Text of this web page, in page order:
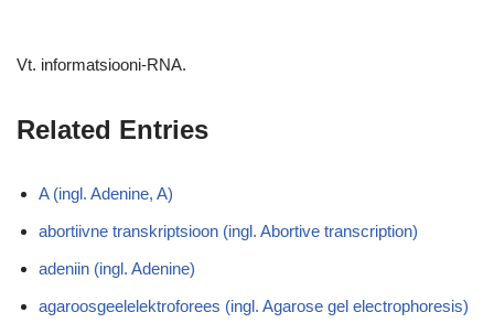
Vt. informatsiooni-RNA.
Related Entries
A (ingl. Adenine, A)
abortiivne transkriptsioon (ingl. Abortive transcription)
adeniin (ingl. Adenine)
agaroosgeelelektroforees (ingl. Agarose gel electrophoresis)